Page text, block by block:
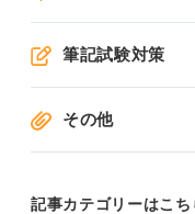
筆記試験対策
その他
記事カテゴリーはこち